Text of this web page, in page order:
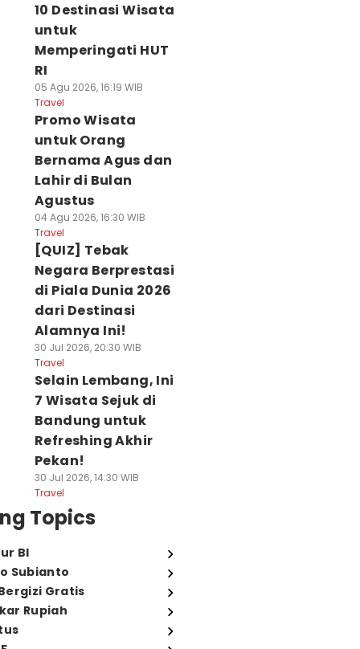
10 Destinasi Wisata
untuk
Memperingati HUT
RI
05 Agu 2026, 16:19 WIB
Travel
Promo Wisata
untuk Orang
Bernama Agus dan
Lahir di Bulan
Agustus
04 Agu 2026, 16:30 WIB
Travel
[QUIZ] Tebak
Negara Berprestasi
di Piala Dunia 2026
dari Destinasi
Alamnya Ini!
30 Jul 2026, 20:30 WIB
Travel
Selain Lembang, Ini
7 Wisata Sejuk di
Bandung untuk
Refreshing Akhir
Pekan!
30 Jul 2026, 14:30 WIB
Travel
Topics
BI
Subianto
Gratis
Rupiah